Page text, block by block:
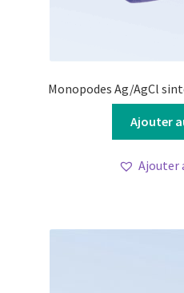
Monopodes Ag/AgCl
Ajouter
Ajouter